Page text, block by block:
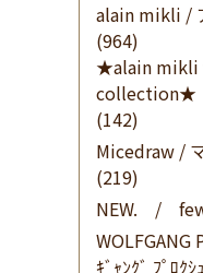
alain mikli /
(964)
★alain mikli
collection★
(142)
Micedraw /
(219)
NEW. /
WOLFGANG
ｷﾞｬﾝｸﾞ ﾌﾟﾛｸｼｭ